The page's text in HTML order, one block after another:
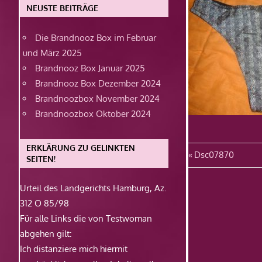
Vorheriger
Beitrag:
Dsc07870
NEUSTE BEITRÄGE
Die Brandnooz Box im Februar
und März 2025
Brandnooz Box Januar 2025
Brandnooz Box Dezember 2024
Brandnoozbox November 2024
Brandnoozbox Oktober 2024
ERKLÄRUNG ZU GELINKTEN
SEITEN!
Urteil des Landgerichts Hamburg, Az.
312 O 85/98
Für alle Links die von Testwoman
abgehen gilt:
Ich distanziere mich hiermit